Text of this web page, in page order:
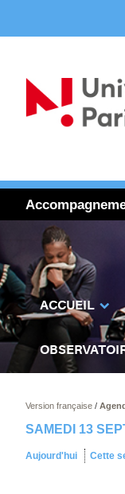
ACCUEIL
Version française/
SAMEDI 13
Aujourd'hui Cette